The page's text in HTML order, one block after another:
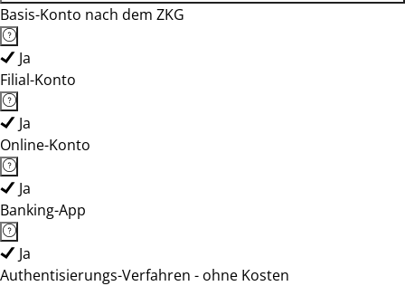
Basis-Konto nach dem ZKG
Ja
Filial-Konto
Ja
Online-Konto
Ja
Banking-App
Ja
Authentisierungs-Verfahren - ohne Kosten